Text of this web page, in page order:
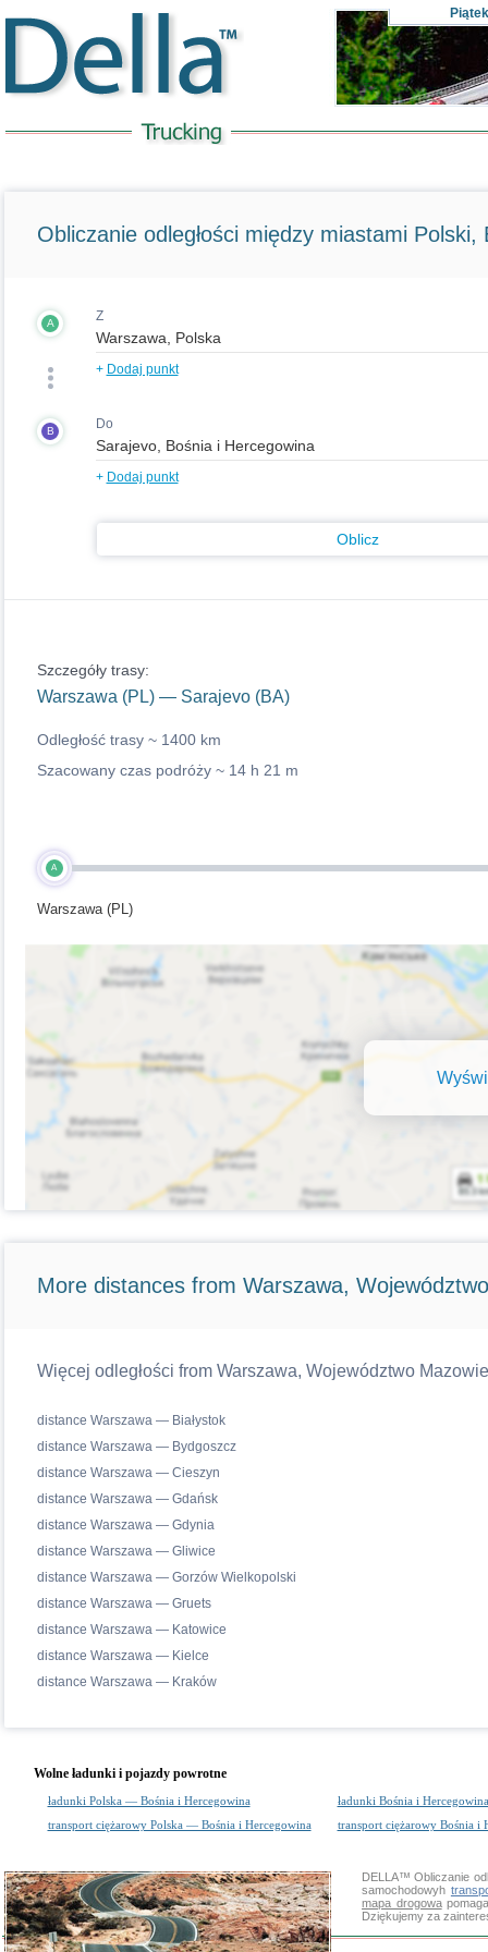
Piątek
Obliczanie odległości między miastami Polski,
A Z
+ Dodaj punkt
B Do
+ Dodaj punkt
Oblicz
Szczegóły trasy:
Warszawa (PL) — Sarajevo (BA)
Odległość trasy ~ 1400 km
Szacowany czas podróży ~ 14 h 21 m
A
Warszawa (PL)
More distances from Warszawa,
Więcej odległości from Warszawa, Województwo
distance Warszawa — Białystok
distance Warszawa — Bydgoszcz
distance Warszawa — Cieszyn
distance Warszawa — Gdańsk
distance Warszawa — Gdynia
distance Warszawa — Gliwice
distance Warszawa — Gorzów Wielkopolski
distance Warszawa — Gruets
distance Warszawa — Katowice
distance Warszawa — Kielce
distance Warszawa — Kraków
Wolne ładunki i pojazdy powrotne
ładunki Polska — Bośnia i Hercegowina
ładunki Bośnia i
transport ciężarowy Polska — Bośnia i Hercegowina
transport ciężarowy Bośnia i
DELLA™Obliczanie
samochodowyh
mapa drogowa
Dziękujemy za